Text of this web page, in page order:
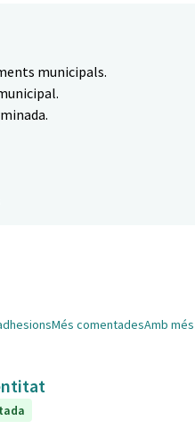
municipals.
Més comentadesAmb